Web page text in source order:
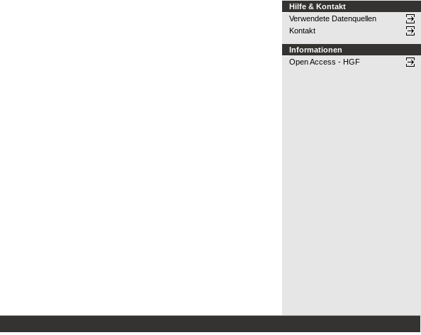
Hilfe & Kontakt
Verwendete Datenquellen
Kontakt
Informationen
Open Access - HGF